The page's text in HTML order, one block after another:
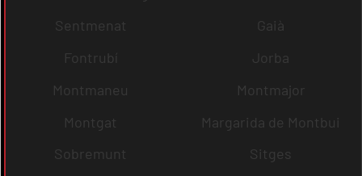
Sentmenat
Gaià
Fontrubí
Jorba
Montmaneu
Montmajor
Montgat
Margarida de Montbui
Sobremunt
Sitges